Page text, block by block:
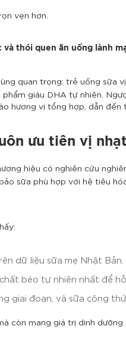
vẹn hơn.
thói quen ăn uống lành
quan trọng: trẻ uống sữa
giàu DHA tự nhiên.
hương vị tổng hợp, dẫn đến
ưu tiên vị
hiệu có nghiên cứu
sữa phù hợp với hệ tiêu
dữ liệu sữa mẹ Nhật Bản.
béo tự nhiên nhất để
giai đoạn, và sữa công
còn mang giá trị dinh